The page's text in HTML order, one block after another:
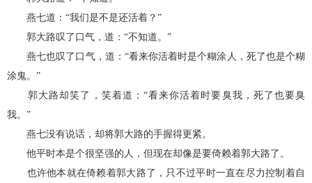
燕七道：“我们是不是还活着？”
郭大路叹了口气，道：“不知道。”
燕七也叹了口气，道：“看来你活着时是个糊涂人，死了也是个糊
涂鬼。”
郭大路却笑了，笑着道：“看来你活着时要臭我，死了也要臭
我。”
燕七没有说话，却将郭大路的手握得更紧。
他平时本是个很坚强的人，但现在却像是要倚赖着郭大路了。
也许他本就在倚赖着郭大路了，只不过平时一直在尽力控制着自